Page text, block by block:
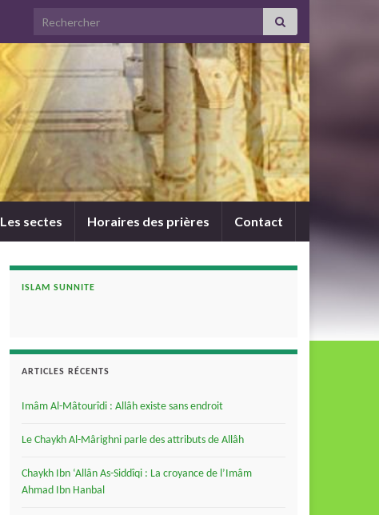
Search for:
Les sectes Horaires des prières Contact
ISLAM SUNNITE
ARTICLES RÉCENTS
Imâm Al-Mâtourîdi : Allâh existe sans endroit
Le Chaykh Al-Mârighni parle des attributs de Allâh
Chaykh Ibn ‘Allân As-Siddîqi : La croyance de l’Imâm
Ahmad Ibn Hanbal